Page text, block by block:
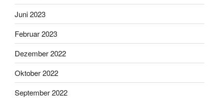
Juni 2023
Februar 2023
Dezember 2022
Oktober 2022
September 2022